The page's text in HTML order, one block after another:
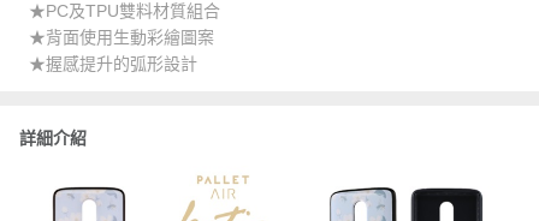
★PC及TPU雙料材質組合
★背面使用生動彩繪圖案
★握感提升的弧形設計
詳細介紹